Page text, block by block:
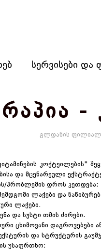
სერვისები და
-
გლდანის
კოქტეილების"
და მცენარეული
პრობლემის დროს კეთდება:
ლაქები და
ლაქები.
და სუსტი თმის ძირები.
ცხიმოვანი დაგროვებები
და სტრუქტურის
უსაფრთხო: